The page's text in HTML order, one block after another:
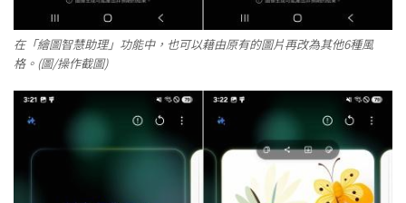
在「繪圖智慧助理」功能中，也可以藉由原有的圖片再改為其他6種風
格。(圖/操作截圖)